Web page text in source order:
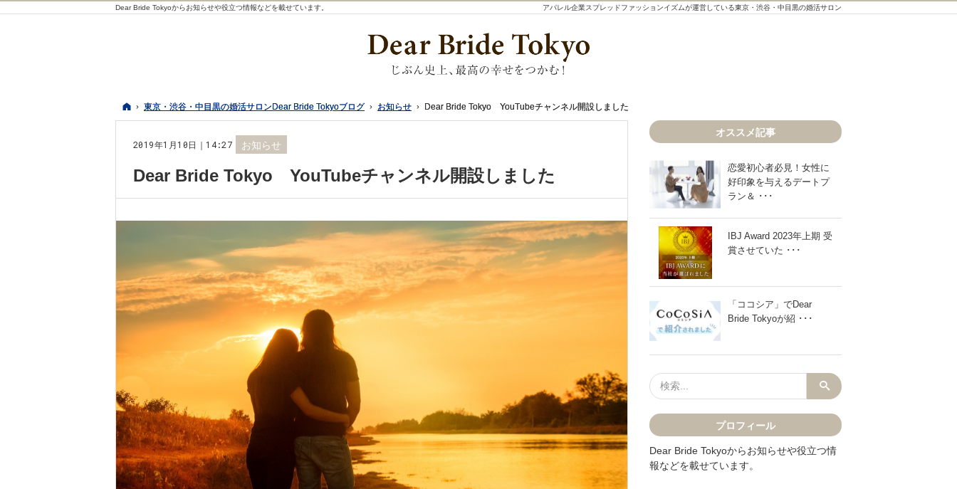
ホーム
東京・渋谷・中目黒の婚活サロンDear Bride Tokyoブログ お知らせ Dear Bride Tokyo YouTubeチャンネル開設しました
2019年1月10日｜14:27 お知らせ
Dear Bride Tokyo YouTubeチャンネル開設しました
アパレル企業スプレッドファッションイズムが運営している東京・渋谷・中目黒の婚活サロン
Dear Bride Tokyoからお知らせや役立つ情報などを載せています。
Dear Bride Tokyo YouTubeチャンネル
オススメ記事
恋愛初心者必見！女性に
好印象を与えるデートプ
ラン＆ ･･･
IBJ Award 2023年上期 受
賞させていた ･･･
「ココシア」でDear
Bride Tokyoが紹 ･･･
プロフィール
Dear Bride Tokyoからお知らせや役立つ情
報などを載せています。
ホーム
東京・渋谷・中目黒の婚活サロンDear Bride Tokyoブログ お知らせ Dear Bride Tokyo YouTubeチャンネル開設しました